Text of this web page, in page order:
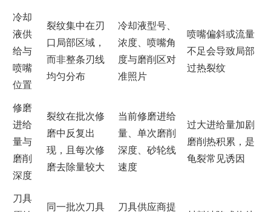
冷却
液供
给与
喷嘴
位置
裂纹集中在刃
口局部区域，
而非整条刃线
均匀分布
冷却液型号、
浓度、喷嘴角
度与磨削区对
准照片
喷嘴偏斜或流量
不足会导致局部
过热裂纹
修磨
进给
量与
磨削
深度
裂纹在批次修
磨中反复出
现，且每次修
磨去除量较大
当前修磨进给
量、单次磨削
深度、砂轮线
速度
过大进给量加剧
磨削热积累，是
龟裂常见诱因
刀具
同一批次刀具
刀具供应商提